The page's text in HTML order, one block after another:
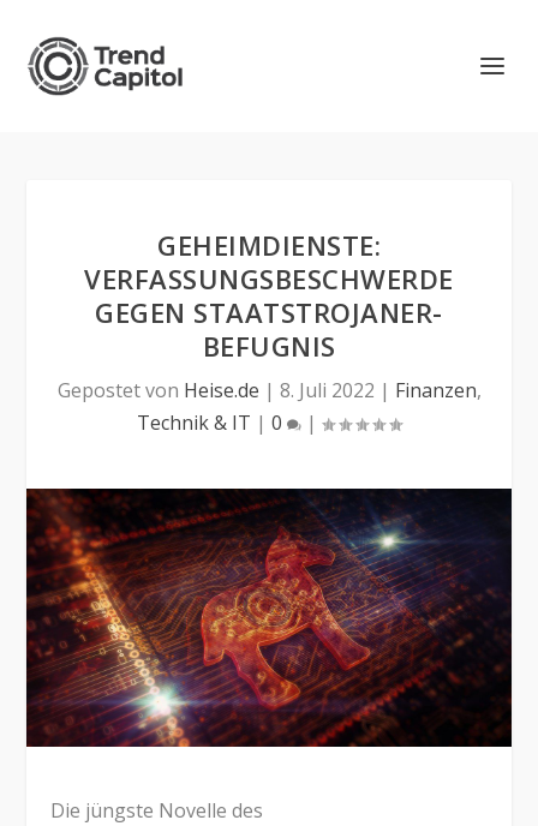
GEHEIMDIENSTE:
VERFASSUNGSBESCHWERDE
GEGEN STAATSTROJANER-
BEFUGNIS
Gepostet von Heise.de | 8. Juli 2022 | Finanzen,
Technik & IT | 0 |
Die jüngste Novelle des